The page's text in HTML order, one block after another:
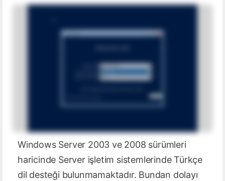
Windows Server 2003 ve 2008 sürümleri
haricinde Server işletim sistemlerinde Türkçe
dil desteği bulunmamaktadır. Bundan dolayı